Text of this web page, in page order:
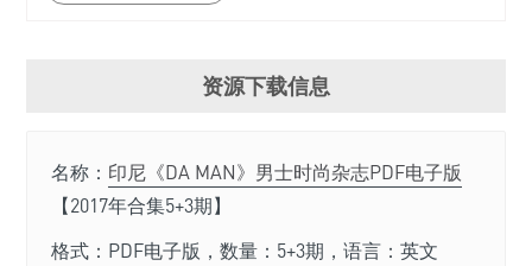
资源下载信息
名称： 印尼《DA MAN》男士时尚杂志PDF电子版
【2017年合集5+3期】
格式：PDF电子版，数量：5+3期，语言：英文